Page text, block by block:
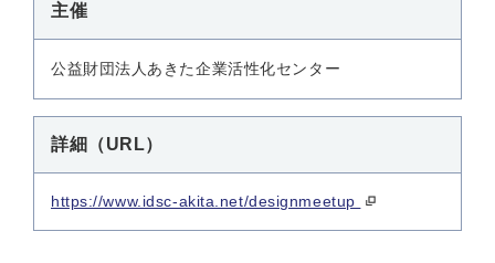
主催
公益財団法人あきた企業活性化センター
詳細（URL）
https://www.idsc-akita.net/designmeetup